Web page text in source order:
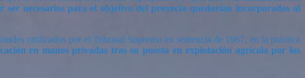
ser necesarios para el objetivo del proyecto quedarían incorporados al
ratificados por el Tribunal Supremo en sentencia de 1967, en la práctica
en manos privadas tras su puesta en explotación agrícola por los